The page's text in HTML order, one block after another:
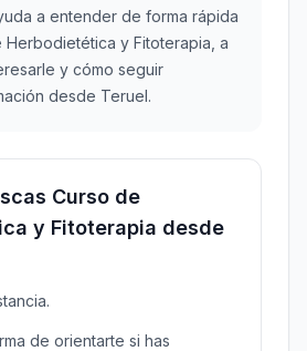
a entender de forma rápida
Herbodietética y Fitoterapia, a
y cómo seguir
desde Teruel.
Curso de
y Fitoterapia desde
de orientarte si has